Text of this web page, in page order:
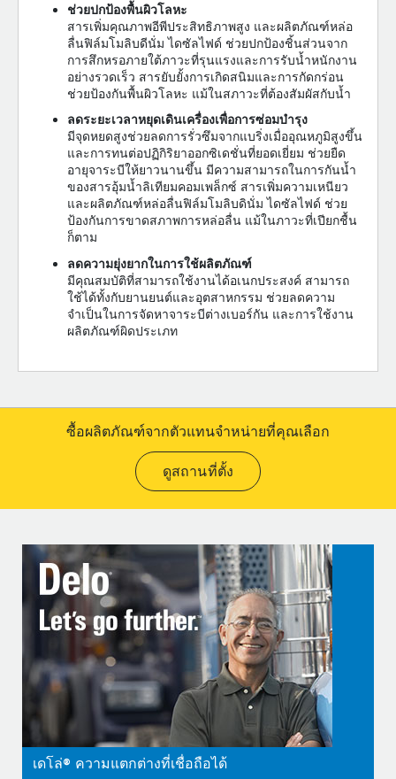
ช่วยปกป้องพื้นผิวโลหะ
สารเพิ่มคุณภาพอีพีประสิทธิภาพสูง และผลิตภัณฑ์หล่อ
ลื่นฟิล์มโมลิบดีนั่ม ไดซัลไฟด์ ช่วยปกป้องชิ้นส่วนจาก
การสึกหรอภายใต้ภาวะที่รุนแรงและการรับน้ำหนักงาน
อย่างรวดเร็ว สารยับยั้งการเกิดสนิมและการกัดกร่อน
ช่วยป้องกันพื้นผิวโลหะ แม้ในสภาวะที่ต้องสัมผัสกับน้ำ
ลดระยะเวลาหยุดเดินเครื่องเพื่อการซ่อมบำรุง
มีจุดหยดสูงช่วยลดการรั่วซึมจากแบริ่งเมื่ออุณหภูมิสูงขึ้น
และการทนต่อปฏิกิริยาออกซิเดชั่นที่ยอดเยี่ยม ช่วยยืด
อายุจาระบีให้ยาวนานขึ้น มีความสามารถในการกันน้ำ
ของสารอุ้มน้ำลิเทียมคอมเพล็กซ์ สารเพิ่มความเหนียว
และผลิตภัณฑ์หล่อลื่นฟิล์มโมลิบดินั่ม ไดซัลไฟด์ ช่วย
ป้องกันการขาดสภาพการหล่อลื่น แม้ในภาวะที่เปียกชื้น
ก็ตาม
ลดความยุ่งยากในการใช้ผลิตภัณฑ์
มีคุณสมบัติที่สามารถใช้งานได้อเนกประสงค์ สามารถ
ใช้ได้ทั้งกับยานยนต์และอุตสาหกรรม ช่วยลดความ
จำเป็นในการจัดหาจาระบีต่างเบอร์กัน และการใช้งาน
ผลิตภัณฑ์ผิดประเภท
ซื้อผลิตภัณฑ์จากตัวแทนจำหน่ายที่คุณเลือก
ดูสถานที่ตั้ง
เดโล่® ความแตกต่างที่เชื่อถือได้